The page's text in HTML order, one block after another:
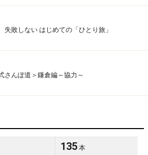
敗しない はじめての「ひとり旅」
さんぽ道＞鎌倉編～協力～
135 本